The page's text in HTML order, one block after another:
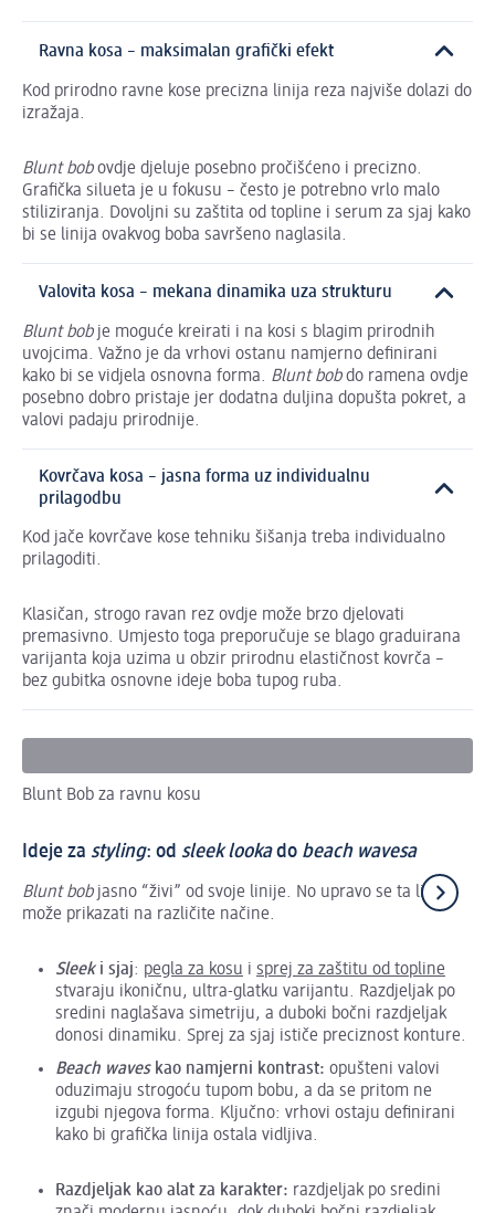
Ravna kosa – maksimalan grafički efekt
Kod prirodno ravne kose precizna linija reza najviše dolazi do
izražaja.
Blunt bobovdje djeluje posebno pročišćeno i precizno.
Grafička silueta je u fokusu – često je potrebno vrlo malo
stiliziranja. Dovoljni su zaštita od topline i serum za sjaj kako
bi se linija ovakvog boba savršeno naglasila.
Valovita kosa – mekana dinamika uza strukturu
Blunt bobje moguće kreirati i na kosi s blagim prirodnih
uvojcima. Važno je da vrhovi ostanu namjerno definirani
kako bi se vidjela osnovna forma. Blunt bobdo ramena ovdje
posebno dobro pristaje jer dodatna duljina dopušta pokret, a
valovi padaju prirodnije.
Kovrčava kosa – jasna forma uz individualnu
prilagodbu
Kod jače kovrčave kose tehniku šišanja treba individualno
prilagoditi.
Klasičan, strogo ravan rez ovdje može brzo djelovati
premasivno. Umjesto toga preporučuje se blago graduirana
varijanta koja uzima u obzir prirodnu elastičnost kovrča –
bez gubitka osnovne ideje boba tupog ruba.
Blunt Bob za ravnu kosu
Ideje za styling: od sleek lookado beach wavesa
Blunt bobjasno “živi” od svoje linije. No upravo se ta linija
može prikazati na različite načine.
Sleeki sjaj: pegla za kosu i sprej za zaštitu od topline
stvaraju ikoničnu, ultra-glatku varijantu. Razdjeljak po
sredini naglašava simetriju, a duboki bočni razdjeljak
donosi dinamiku. Sprej za sjaj ističe preciznost konture.
Beach waveskao namjerni kontrast: opušteni valovi
oduzimaju strogoću tupom bobu, a da se pritom ne
izgubi njegova forma. Ključno: vrhovi ostaju definirani
kako bi grafička linija ostala vidljiva.
Razdjeljak kao alat za karakter: razdjeljak po sredini